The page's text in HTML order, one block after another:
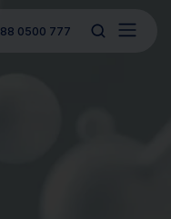
0500 777